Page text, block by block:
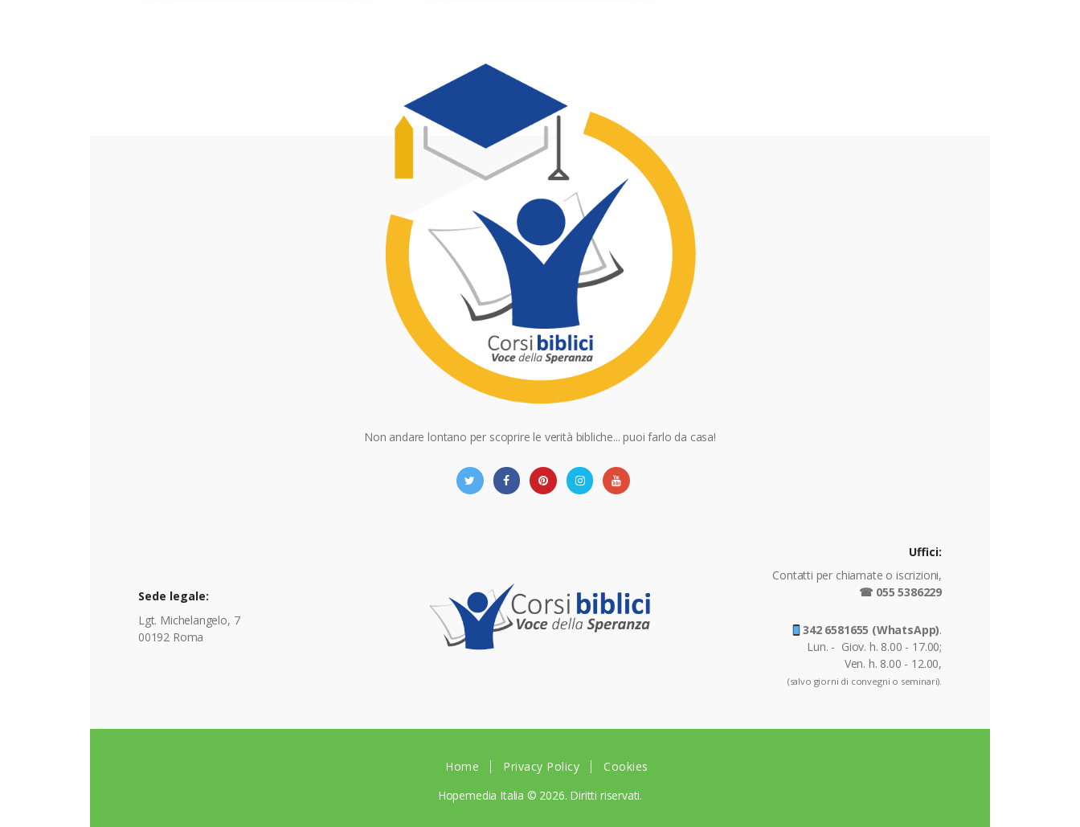
Non andare lontano per scoprire le verità bibliche... puoi farlo da casa!
Sede legale:
Lgt. Michelangelo, 7
00192 Roma
Uffici:
Contatti per chiamate o iscrizioni,
☎ 055 5386229
342 6581655 (WhatsApp).
Lun. - Giov. h. 8.00 - 17.00;
Ven. h. 8.00 - 12.00,
(salvo giorni di convegni o seminari).
Home Privacy Policy
Cookies
Hopemedia Italia © 2026. Diritti riservati.